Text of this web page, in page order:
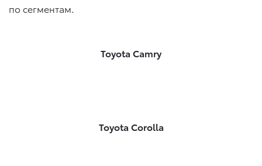
по сегментам.
Toyota Camry
Toyota Corolla